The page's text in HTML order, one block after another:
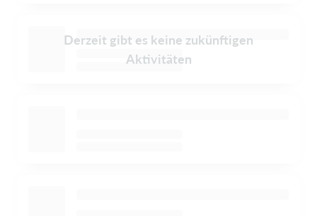
Derzeit gibt es keine zukünftigen
Aktivitäten